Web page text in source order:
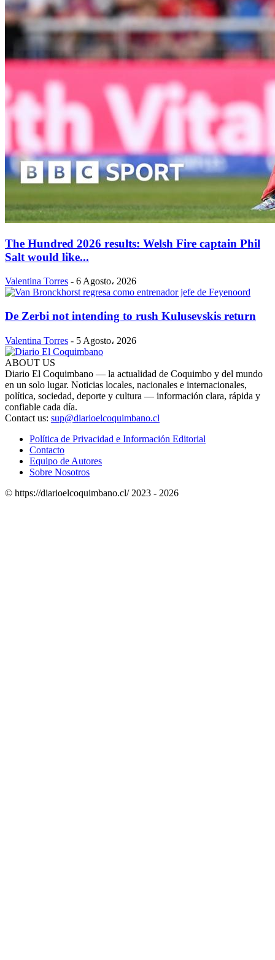
The Hundred 2026 results: Welsh Fire captain Phil
Salt would like...
Valentina Torres - 6 Agosto، 2026
De Zerbi not intending to rush Kulusevskis return
Valentina Torres - 5 Agosto، 2026
ABOUT US
Diario El Coquimbano — la actualidad de Coquimbo y del mundo
en un solo lugar. Noticias locales, nacionales e internacionales,
política, sociedad, deporte y cultura — información clara, rápida y
confiable cada día.
Contact us: sup@diarioelcoquimbano.cl
Política de Privacidad e Información Editorial
Contacto
Equipo de Autores
Sobre Nosotros
© https://diarioelcoquimbano.cl/ 2023 - 2026